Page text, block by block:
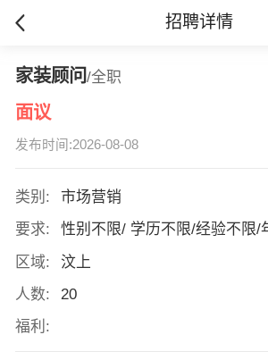
招聘详情
家装顾问/全职
面议
发布时间:2026-08-08
类别:
市场营销
要求:
性别不限/ 学历不限/经验不限/
区域:
汶上
人数:
20
福利: